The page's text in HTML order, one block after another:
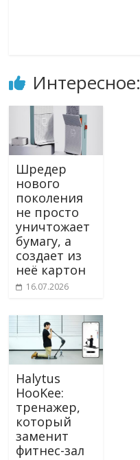
Интересное:
Шредер
нового
поколения
не просто
уничтожает
бумагу, а
создает из
неё картон
16.07.2026
Halytus
HooKee:
тренажер,
который
заменит
фитнес-зал